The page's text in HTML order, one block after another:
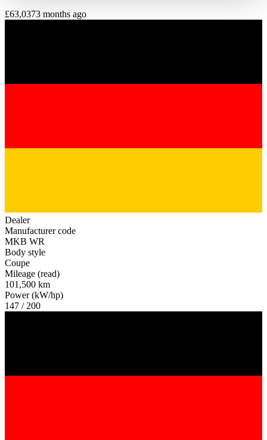
gesammelt haben.Datenschutzerklärung
£63,0373 months ago
Dealer
Manufacturer code
MKB WR
Body style
Coupe
Mileage (read)
101,500 km
Power (kW/hp)
147 / 200